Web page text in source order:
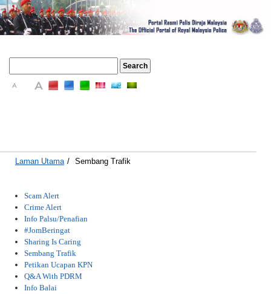
A A
Laman Utama / Sembang Trafik
Scam Alert
Crime Alert
Info Palsu/Penafian
#JomBeringat
Sharing Is Caring
Sembang Trafik
Petikan Ucapan KPN
Q&A With PDRM
Info Balai